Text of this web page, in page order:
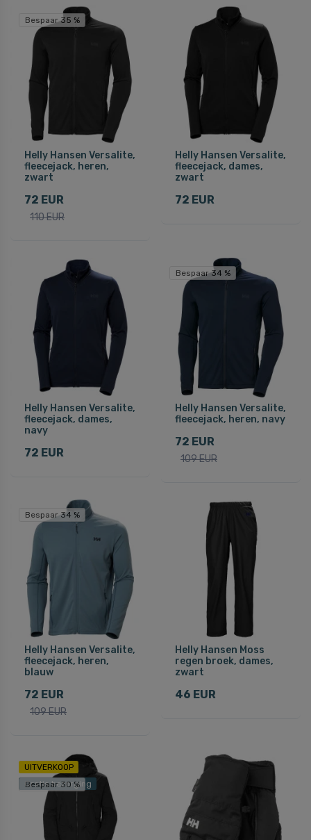
Bespaar 35 %
Helly Hansen Versalite,
fleecejack, heren,
zwart
72 EUR
110 EUR
Helly Hansen Versalite,
fleecejack, dames,
zwart
72 EUR
Helly Hansen Versalite,
fleecejack, dames,
navy
72 EUR
Bespaar 34 %
Helly Hansen Versalite,
fleecejack, heren, navy
72 EUR
109 EUR
Bespaar 34 %
Helly Hansen Versalite,
fleecejack, heren,
blauw
72 EUR
109 EUR
Helly Hansen Moss
regen broek, dames,
zwart
46 EUR
UITVERKOOP
Gratis bezorging
Bespaar 30 %